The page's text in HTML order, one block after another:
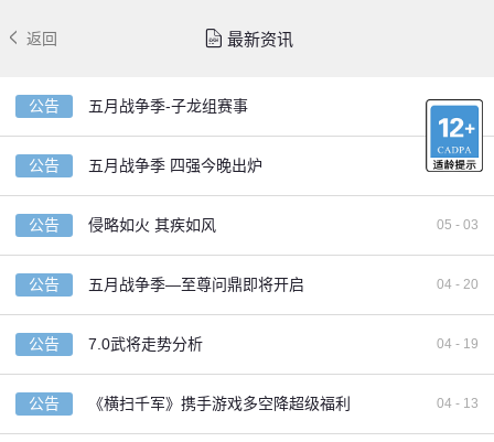
返回 最新资讯
公告 五月战争季-子龙组赛事 05 - 16
公告 五月战争季 四强今晚出炉 05 - 13
公告 侵略如火 其疾如风 05 - 03
公告 五月战争季—至尊问鼎即将开启 04 - 20
公告 7.0武将走势分析 04 - 19
公告 《横扫千军》携手游戏多空降超级福利 04 - 13